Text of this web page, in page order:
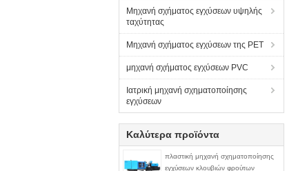
Μηχανή σχήματος εγχύσεων υψηλής
ταχύτητας
Μηχανή σχήματος εγχύσεων της PET
μηχανή σχήματος εγχύσεων PVC
Ιατρική μηχανή σχηματοποίησης
εγχύσεων
Καλύτερα προϊόντα
πλαστική μηχανή σχηματοποίησης
εγχύσεων κλουβιών φρούτων